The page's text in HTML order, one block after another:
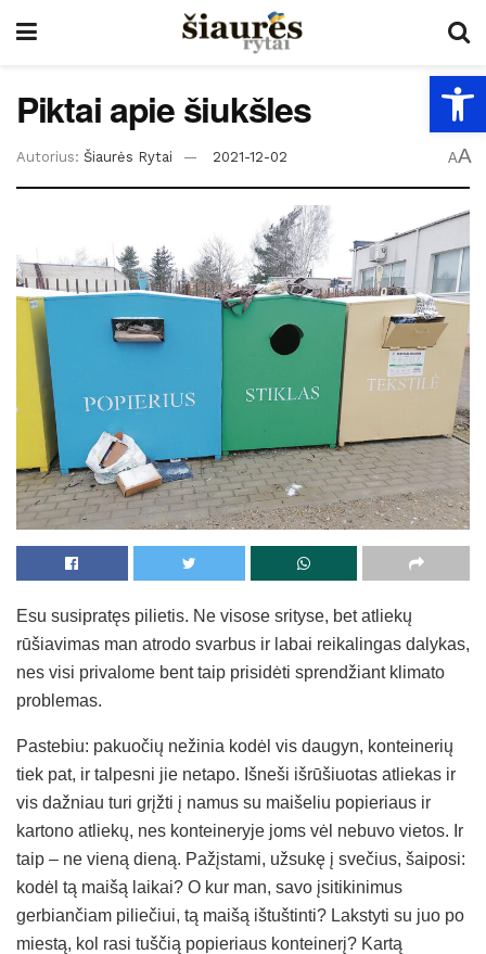
Piktai apie šiukšles
Autorius: Šiaurės Rytai 2021-12-02 AA
Esu susipratęs pilietis. Ne visose srityse, bet atliekų
rūšiavimas man atrodo svarbus ir labai reikalingas dalykas,
nes visi privalome bent taip prisidėti sprendžiant klimato
problemas.
Pastebiu: pakuočių nežinia kodėl vis daugyn, konteinerių
tiek pat, ir talpesni jie netapo. Išneši išrūšiuotas atliekas ir
vis dažniau turi grįžti į namus su maišeliu popieriaus ir
kartono atliekų, nes konteineryje joms vėl nebuvo vietos. Ir
taip – ne vieną dieną. Pažįstami, užsukę į svečius, šaiposi:
kodėl tą maišą laikai? O kur man, savo įsitikinimus
gerbiančiam piliečiui, tą maišą ištuštinti? Lakstyti su juo po
miestą, kol rasi tuščią popieriaus konteinerį? Kartą